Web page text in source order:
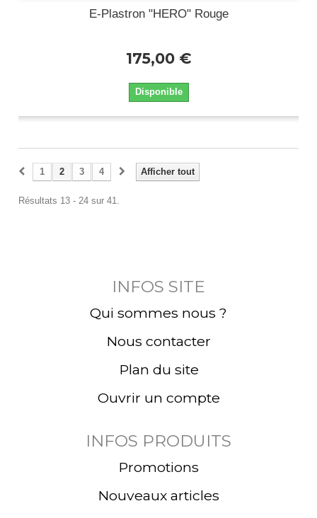
E-Plastron "HERO" Rouge
175,00 €
Disponible
Afficher tout
1 2 3 4
Résultats 13 - 24 sur 41.
INFOS SITE
Qui sommes nous ?
Nous contacter
Plan du site
Ouvrir un compte
INFOS PRODUITS
Promotions
Nouveaux articles